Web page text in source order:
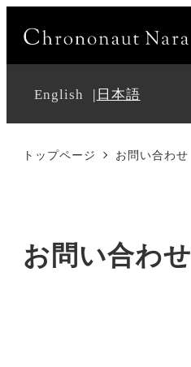
English 日本語
トップページ お問い合わせ
お問い合わせ